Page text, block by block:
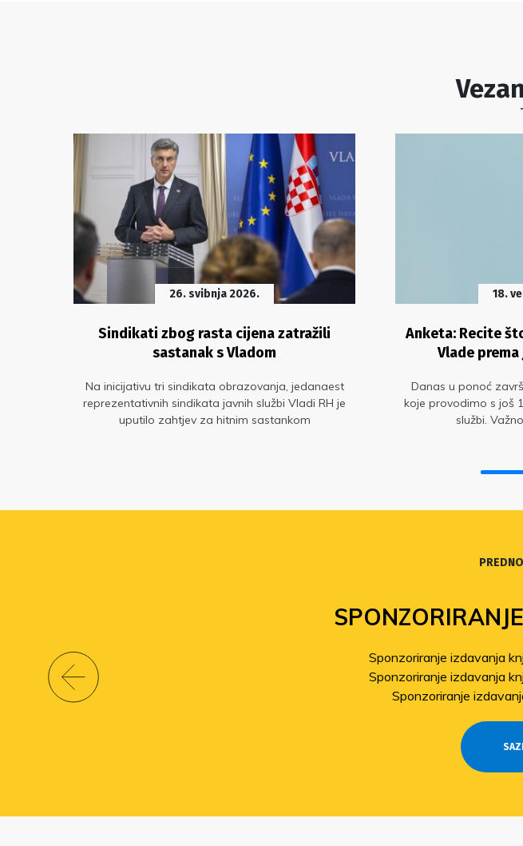
26. svibnja 2026.
Sindikati zbog rasta cijena zatražili
sastanak s Vladom
Na inicijativu tri sindikata obrazovanja, jedanaest
reprezentativnih sindikata javnih službi Vladi RH je
uputilo zahtjev za hitnim sastankom
18.
Anketa: Recite
Vlade
Danas u ponoć
koje provodimo s još
službi.
Sponzoriranje izdavanja
Sponzoriranje izdavanja
Sponzoriranje